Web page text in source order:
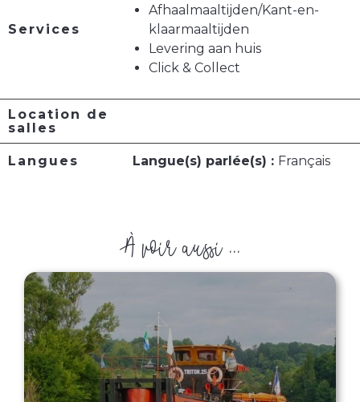
Services
Afhaalmaaltijden/Kant-en-
klaarmaaltijden
Levering aan huis
Click & Collect
Location de
salles
Langues Langue(s) parlée(s) : Français
À voir aussi ...